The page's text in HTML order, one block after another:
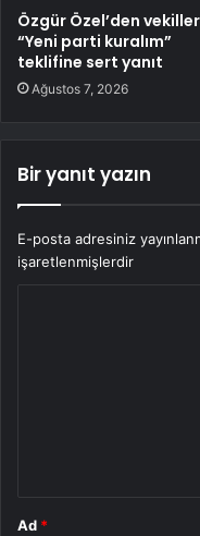
Özgür Özel’den
“Yeni parti kuralım”
teklifine sert yanıt
Ağustos 7, 2026
Bir yanıt yazın
E-posta adresiniz
işaretlenmişlerdir
Ad *